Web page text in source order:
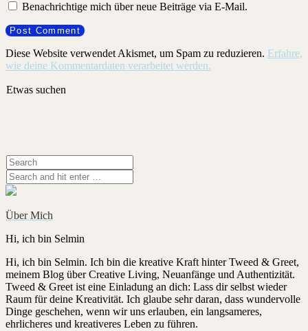
Benachrichtige mich über neue Beiträge via E-Mail.
Diese Website verwendet Akismet, um Spam zu reduzieren. Erfahre,
wie deine Kommentardaten verarbeitet werden.
Etwas suchen
Über Mich
Hi, ich bin Selmin
Hi, ich bin Selmin. Ich bin die kreative Kraft hinter Tweed & Greet,
meinem Blog über Creative Living, Neuanfänge und Authentizität.
Tweed & Greet ist eine Einladung an dich: Lass dir selbst wieder
Raum für deine Kreativität. Ich glaube sehr daran, dass wundervolle
Dinge geschehen, wenn wir uns erlauben, ein langsameres,
ehrlicheres und kreativeres Leben zu führen.